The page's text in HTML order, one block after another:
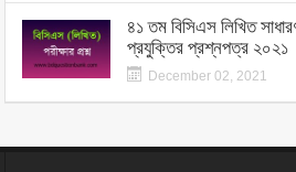
৪১ তম বিসিএস লিখিত
প্রযুক্তির প্রশ্নপত্র ২০২১
December 02, 2021